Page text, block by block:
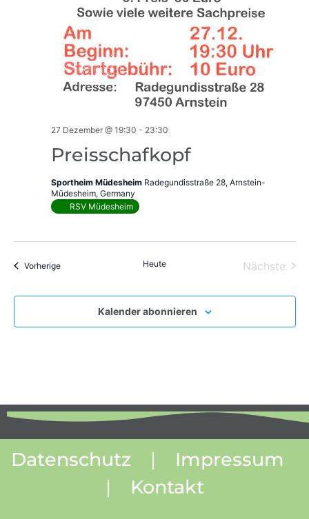
Preisschafkopf
27 Dezember @ 19:30 - 23:30
Sportheim Müdesheim Radegundisstraße 28, Arnstein-
Müdesheim, Germany
RSV Müdesheim
VorherigeVeranstaltungen Heute Nächste
Kalender abonnieren
Datenschutz |
Impressum
|
Kontakt